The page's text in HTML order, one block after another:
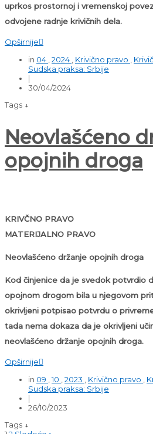
uprkos prostornoj i vremenskoj
odvojene radnje krivičnih dela.
Opširnije
in 04 2024 Krivično pravo
Sudska praksa: Srbije
|
30/04/2024
Tags ↓
Neovlašćeno
opojnih droga
KRIVČNO PRAVO
MATERIJALNO PRAVO
Neovlašćeno držanje opojnih droga
Kod činjenice da je svedok potvrdio
opojnom drogom bila u njegovom
okrivljeni potpisao potvrdu o
tada nema dokaza da je okrivljeni
neovlašćeno držanje opojnih droga.
Opširnije
in 09 ,10 ,2023 , Krivično pravo ,
Sudska praksa: Srbije
|
26/10/2023
Tags ↓